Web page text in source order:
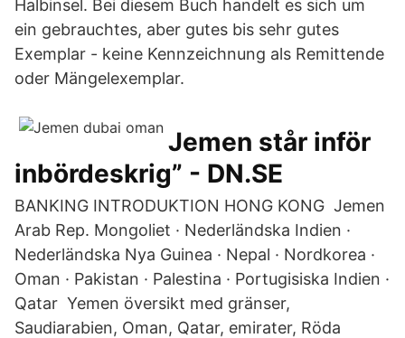
Halbinsel. Bei diesem Buch handelt es sich um
ein gebrauchtes, aber gutes bis sehr gutes
Exemplar - keine Kennzeichnung als Remittende
oder Mängelexemplar.
Jemen står inför
inbördeskrig” - DN.SE
BANKING INTRODUKTION HONG KONG Jemen
Arab Rep. Mongoliet · Nederländska Indien ·
Nederländska Nya Guinea · Nepal · Nordkorea ·
Oman · Pakistan · Palestina · Portugisiska Indien ·
Qatar Yemen översikt med gränser,
Saudiarabien, Oman, Qatar, emirater, Röda